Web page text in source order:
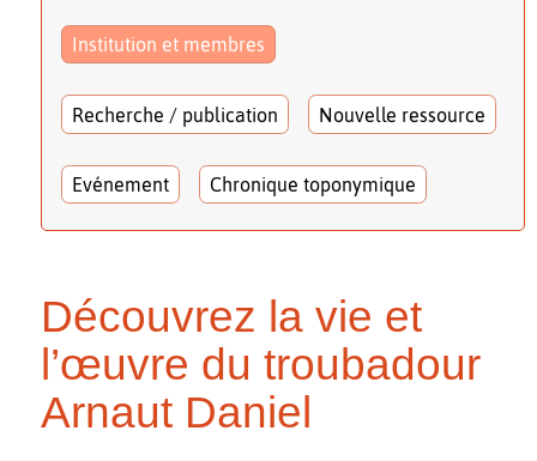
Institution et membres
Recherche / publication Nouvelle ressource
Evénement Chronique toponymique
Découvrez la vie et
l’œuvre du troubadour
Arnaut Daniel